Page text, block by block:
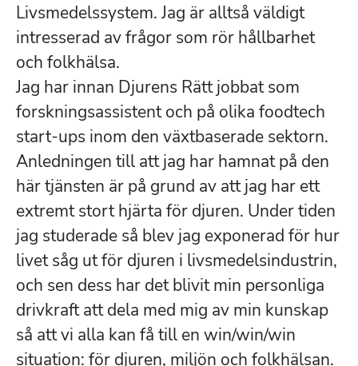
Livsmedelssystem. Jag är alltså väldigt
intresserad av frågor som rör hållbarhet
och folkhälsa.
Jag har innan Djurens Rätt jobbat som
forskningsassistent och på olika foodtech
start-ups inom den växtbaserade sektorn.
Anledningen till att jag har hamnat på den
här tjänsten är på grund av att jag har ett
extremt stort hjärta för djuren. Under tiden
jag studerade så blev jag exponerad för hur
livet såg ut för djuren i livsmedelsindustrin,
och sen dess har det blivit min personliga
drivkraft att dela med mig av min kunskap
så att vi alla kan få till en win/win/win
situation: för djuren, miljön och folkhälsan.